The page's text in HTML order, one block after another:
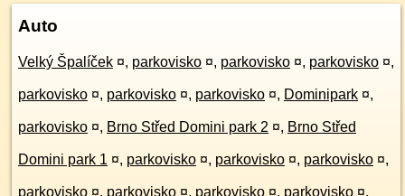
Auto
Velký Špalíček ¤, parkovisko ¤, parkovisko ¤, parkovisko ¤,
parkovisko ¤, parkovisko ¤, parkovisko ¤, Dominipark ¤,
parkovisko ¤, Brno Střed Domini park 2 ¤, Brno Střed
Domini park 1 ¤, parkovisko ¤, parkovisko ¤, parkovisko ¤,
parkovisko ¤, parkovisko ¤, parkovisko ¤, parkovisko ¤,